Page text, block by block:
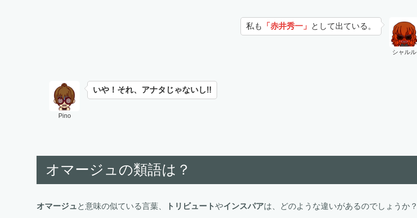
シャルル
私も 「赤井秀一」 として出ている。
Pino
いや！それ、アナタじゃないし!!
オマージュの類語は？
オマージュ と意味の似ている言葉、 トリビュートやインスパアは、どのような違いがあるのでしょうか？